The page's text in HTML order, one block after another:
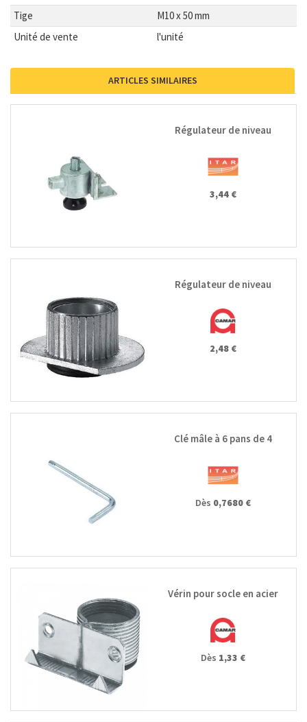
Tige
M10 x 50 mm
Unité de vente
l'unité
ARTICLES SIMILAIRES
Régulateur de niveau
3,44 €
Régulateur de niveau
2,48 €
Clé mâle à 6 pans de 4
Dès 0,7680 €
Vérin pour socle en acier
Dès 1,33 €